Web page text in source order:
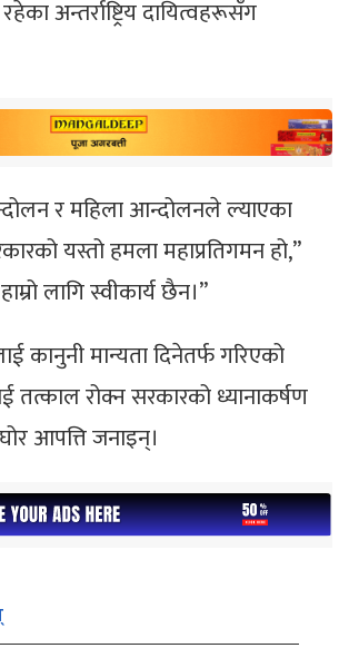
अन्तर्राष्ट्रिय दायित्वहरूसँग
र महिला आन्दोलनले ल्याएका
यस्तो हमला महाप्रतिगमन हो,”
लागि स्वीकार्य छैन।”
कानुनी मान्यता दिनेतर्फ गरिएको
तत्काल रोक्न सरकारको ध्यानाकर्षण
आपत्ति जनाइन्।